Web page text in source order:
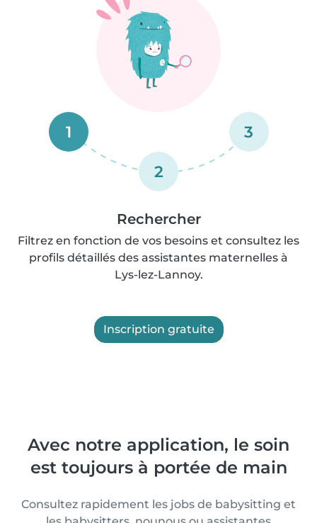
1
2
3
Rechercher
Filtrez en fonction de vos besoins et consultez les
profils détaillés des assistantes maternelles à
Lys-lez-Lannoy.
Inscription gratuite
Avec notre application, le soin
est toujours à portée de main
Consultez rapidement les jobs de babysitting et